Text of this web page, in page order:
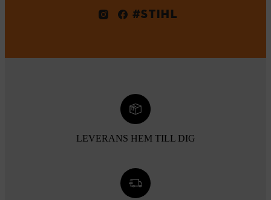
#STIHL
LEVERANS HEM TILL DIG